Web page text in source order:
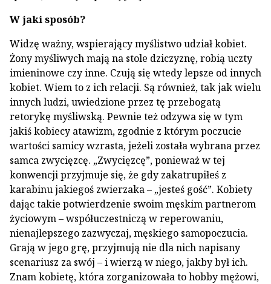
W jaki sposób?
Widzę ważny, wspierający myślistwo udział kobiet.
Żony myśliwych mają na stole dziczyznę, robią uczty
imieninowe czy inne. Czują się wtedy lepsze od innych
kobiet. Wiem to z ich relacji. Są również, tak jak wielu
innych ludzi, uwiedzione przez tę przebogatą
retorykę myśliwską. Pewnie też odzywa się w tym
jakiś kobiecy atawizm, zgodnie z którym poczucie
wartości samicy wzrasta, jeżeli została wybrana przez
samca zwycięzcę. „Zwycięzcę”, ponieważ w tej
konwencji przyjmuje się, że gdy zakatrupiłeś z
karabinu jakiegoś zwierzaka – „jesteś gość”. Kobiety
dając takie potwierdzenie swoim męskim partnerom
życiowym – współuczestniczą w reperowaniu,
nienajlepszego zazwyczaj, męskiego samopoczucia.
Grają w jego grę, przyjmują nie dla nich napisany
scenariusz za swój – i wierzą w niego, jakby był ich.
Znam kobietę, która zorganizowała to hobby mężowi,